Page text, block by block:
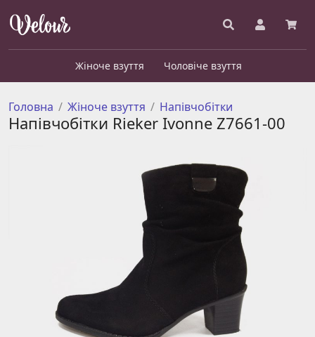
Жіноче взуття Чоловіче взуття
Головна Жіноче взуття Напівчобітки
Напівчобітки Rieker Ivonne Z7661-00